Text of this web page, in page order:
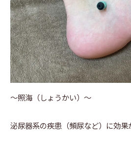
〜照海（しょうかい）〜
泌尿器系の疾患（頻尿など）に効果